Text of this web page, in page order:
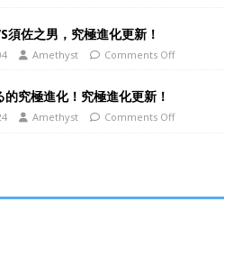
須佐之男，究極進化更新！
Amethyst Comments Off
的究極進化！究極進化更新！
Amethyst Comments Off